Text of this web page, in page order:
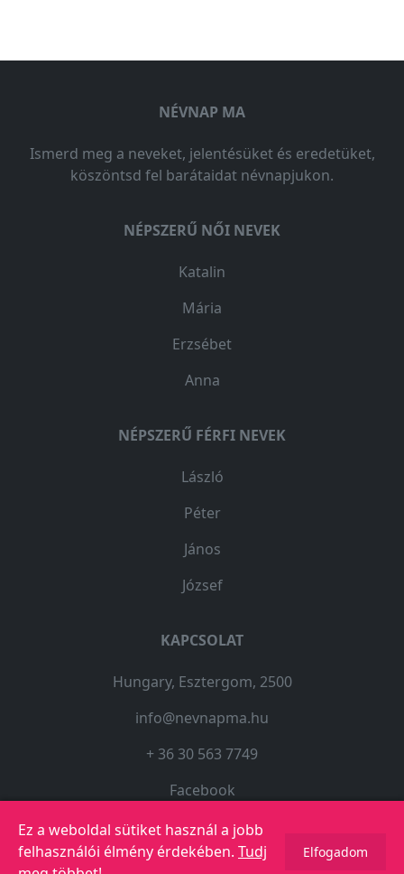
Ez a weboldal sütiket használ a jobb
felhasználói élmény érdekében. Tudj
Elfogadom
NÉVNAP MA
Ismerd meg a neveket, jelentésüket és eredetüket,
köszöntsd fel barátaidat névnapjukon.
NÉPSZERŰ NŐI NEVEK
Katalin
Mária
Erzsébet
Anna
NÉPSZERŰ FÉRFI NEVEK
László
Péter
János
József
KAPCSOLAT
Hungary, Esztergom, 2500
info@nevnapma.hu
+ 36 30 563 7749
Facebook
© 2023 Copyright -